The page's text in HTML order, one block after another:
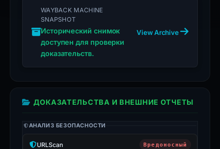
WAYBACK MACHINE
SNAPSHOT
Исторический снимок
доступен для проверки
доказательств.
View Archive
ДОКАЗАТЕЛЬСТВА И ВНЕШНИЕ ОТЧЕТЫ
АНАЛИЗ БЕЗОПАСНОСТИ
URLScan Вредоносный